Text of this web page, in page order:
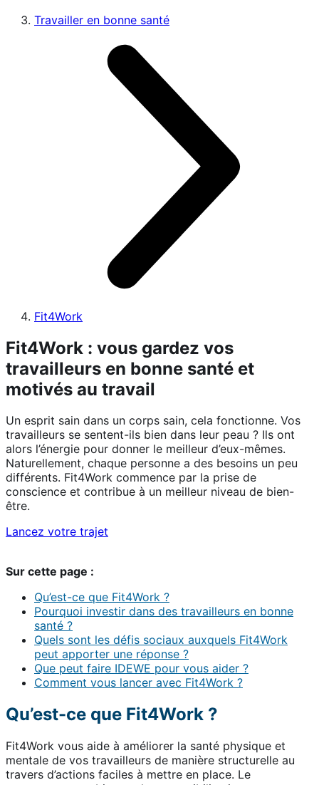
Travailler en bonne santé
Fit4Work
Fit4Work : vous gardez vos
travailleurs en bonne santé et
motivés au travail
Un esprit sain dans un corps sain, cela fonctionne. Vos
travailleurs se sentent-ils bien dans leur peau ? Ils ont
alors l’énergie pour donner le meilleur d’eux-mêmes.
Naturellement, chaque personne a des besoins un peu
différents. Fit4Work commence par la prise de
conscience et contribue à un meilleur niveau de bien-
être.
Lancez votre trajet
Sur cette page :
Qu’est-ce que Fit4Work ?
Pourquoi investir dans des travailleurs en bonne
santé ?
Quels sont les défis sociaux auxquels Fit4Work
peut apporter une réponse ?
Que peut faire IDEWE pour vous aider ?
Comment vous lancer avec Fit4Work ?
Qu’est-ce que Fit4Work ?
Fit4Work vous aide à améliorer la santé physique et
mentale de vos travailleurs de manière structurelle au
travers d’actions faciles à mettre en place. Le